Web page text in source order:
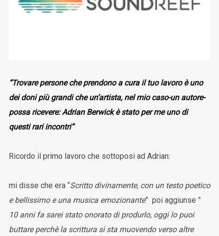
“Trovare persone che prendono a cura il tuo lavoro è uno
dei doni più grandi che un’artista, nel mio caso-un autore-
possa ricevere: Adrian Berwick è stato per me uno di
questi rari incontri”
Ricordo il primo lavoro che sottoposi ad Adrian:
mi disse che era “Scritto divinamente, con un testo poetico
e bellissimo e una musica emozionante” poi aggiunse ”
10 anni fa sarei stato onorato di produrlo, oggi lo puoi
buttare perchè la scrittura si sta muovendo versoaltre